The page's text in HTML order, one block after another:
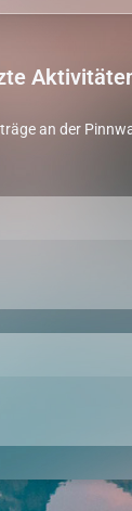
an der